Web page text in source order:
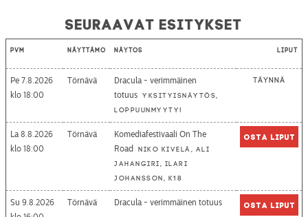
Seuraavat esitykset
Pvm Näyttämö Näytös Liput
Pe 7.8.2026
18:00
Törnävä
Dracula - verimmäinen
totuus Yksityisnäytös,
loppuunmyyty!
Täynnä
La 8.8.2026
18:00
Törnävä
Komediafestivaali On The
Road
Niko Kivelä, Ali
Jahangiri, Ilari
Johansson, K18
Osta liput
Su 9.8.2026
Törnävä Dracula - verimmäinen totuus Osta liput